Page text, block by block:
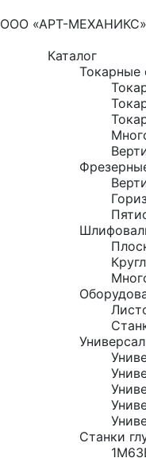
ООО «АРТ-МЕХАНИКС»
Каталог
Токарные
Станки